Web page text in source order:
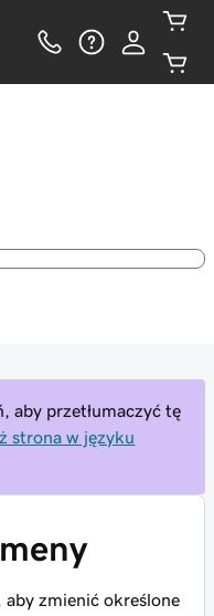
aby przetłumaczyć tę
strona w języku
aby zmienić określone